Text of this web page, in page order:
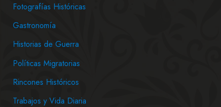
Fotografías Históricas
Gastronomía
Historias de Guerra
Políticas Migratorias
Rincones Históricos
Trabajos y Vida Diaria